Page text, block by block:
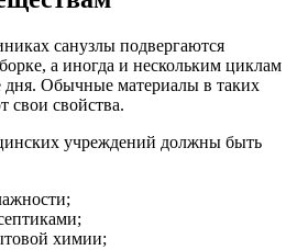
санузлы подвергаются
а иногда и нескольким циклам
дня. Обычные материалы в таких
свои свойства.
учреждений должны быть
химии;